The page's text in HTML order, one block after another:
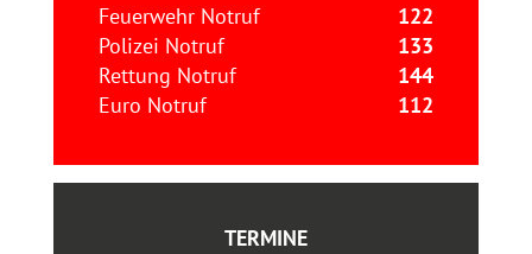
Feuerwehr Notruf
122
Polizei Notruf
133
Rettung Notruf
144
Euro Notruf
112
TERMINE